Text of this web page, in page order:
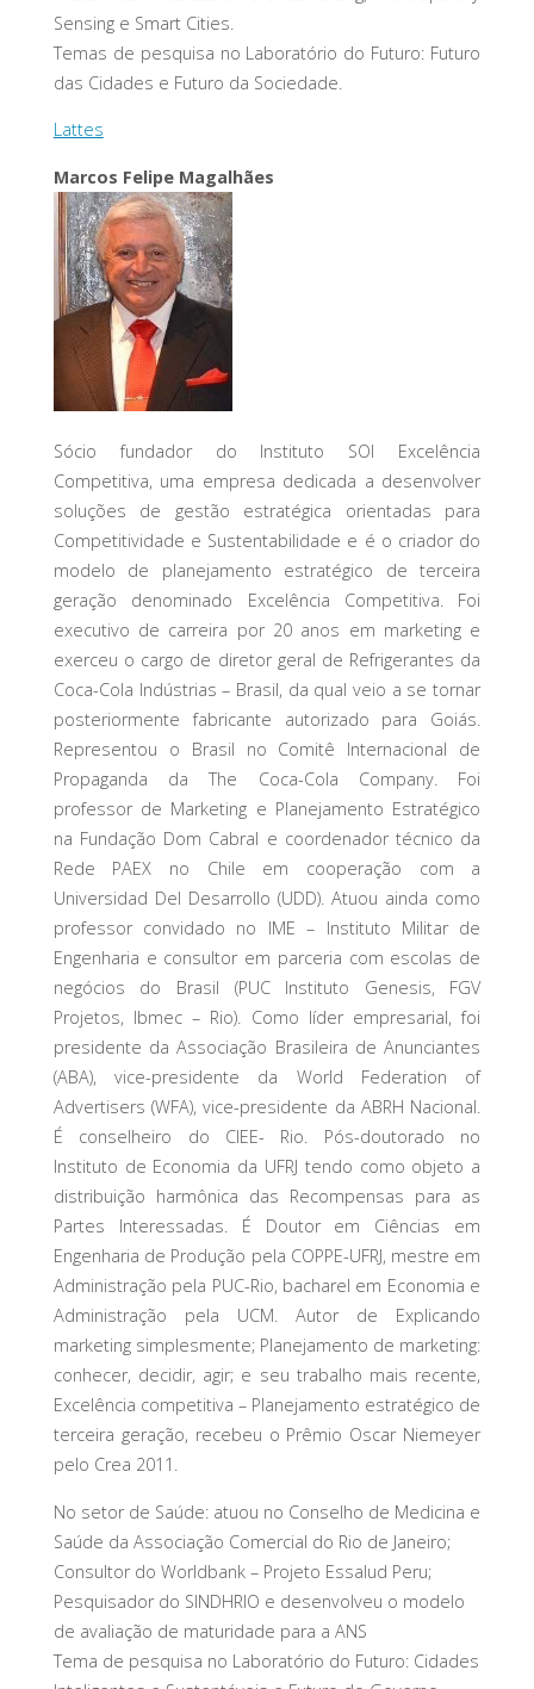
Sensing e Smart Cities.
Temas de pesquisa no Laboratório do Futuro: Futuro
das Cidades e Futuro da Sociedade.
Lattes
Marcos Felipe Magalhães
Sócio fundador do Instituto SOI Excelência
Competitiva, uma empresa dedicada a desenvolver
soluções de gestão estratégica orientadas para
Competitividade e Sustentabilidade e é o criador do
modelo de planejamento estratégico de terceira
geração denominado Excelência Competitiva. Foi
executivo de carreira por 20 anos em marketing e
exerceu o cargo de diretor geral de Refrigerantes da
Coca-Cola Indústrias – Brasil, da qual veio a se tornar
posteriormente fabricante autorizado para Goiás.
Representou o Brasil no Comitê Internacional de
Propaganda da The Coca-Cola Company. Foi
professor de Marketing e Planejamento Estratégico
na Fundação Dom Cabral e coordenador técnico da
Rede PAEX no Chile em cooperação com a
Universidad Del Desarrollo (UDD). Atuou ainda como
professor convidado no IME – Instituto Militar de
Engenharia e consultor em parceria com escolas de
negócios do Brasil (PUC Instituto Genesis, FGV
Projetos, Ibmec – Rio). Como líder empresarial, foi
presidente da Associação Brasileira de Anunciantes
(ABA), vice-presidente da World Federation of
Advertisers (WFA), vice-presidente da ABRH Nacional.
É conselheiro do CIEE- Rio. Pós-doutorado no
Instituto de Economia da UFRJ tendo como objeto a
distribuição harmônica das Recompensas para as
Partes Interessadas. É Doutor em Ciências em
Engenharia de Produção pela COPPE-UFRJ, mestre em
Administração pela PUC-Rio, bacharel em Economia e
Administração pela UCM. Autor de Explicando
marketing simplesmente; Planejamento de marketing:
conhecer, decidir, agir; e seu trabalho mais recente,
Excelência competitiva – Planejamento estratégico de
terceira geração, recebeu o Prêmio Oscar Niemeyer
pelo Crea 2011.
No setor de Saúde: atuou no Conselho de Medicina e
Saúde da Associação Comercial do Rio de Janeiro;
Consultor do Worldbank – Projeto Essalud Peru;
Pesquisador do SINDHRIO e desenvolveu o modelo
de avaliação de maturidade para a ANS
Tema de pesquisa no Laboratório do Futuro: Cidades